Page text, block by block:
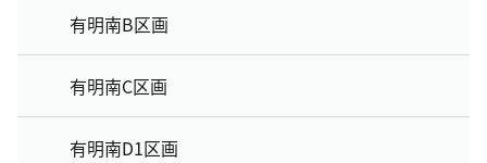
有明南B区画
有明南C区画
有明南D1区画